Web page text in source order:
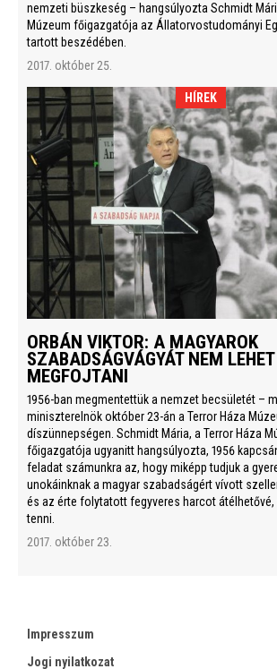
nemzeti büszkeség – hangsúlyozta Schmidt
Múzeum főigazgatója az Állatorvostudományi
tartott beszédében.
2017. október 25.
HÍREK
ORBÁN VIKTOR: A MAGYAROK
SZABADSÁGVÁGYÁT NEM LEHET
MEGFOJTANI
1956-ban megmentettük a nemzet becsületét –
miniszterelnök október 23-án a Terror Háza
díszünnepségen. Schmidt Mária, a Terror Háza
főigazgatója ugyanitt hangsúlyozta, 1956
feladat számunkra az, hogy miképp tudjuk a
unokáinknak a magyar szabadságért vívott
és az érte folytatott fegyveres harcot átélhetővé,
tenni.
2017. október 23.
Impresszum
Jogi nyilatkozat